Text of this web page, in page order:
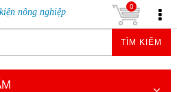
nông nghiệp
TÌM KIẾM
0